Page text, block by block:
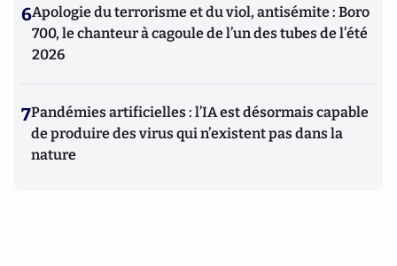
6Apologie du terrorisme et du viol, antisémite : Boro
700, le chanteur à cagoule de l’un des tubes de l’été
2026
7Pandémies artificielles : l’IA est désormais capable
de produire des virus qui n’existent pas dans la
nature